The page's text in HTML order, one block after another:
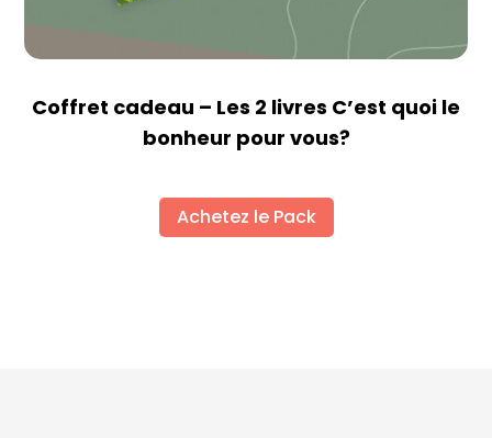
Coffret cadeau – Les 2 livres C’est quoi le
bonheur pour vous?
Achetez le Pack